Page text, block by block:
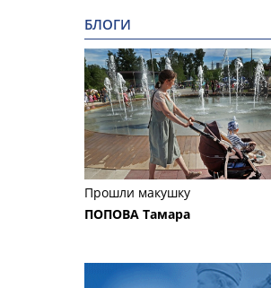
БЛОГИ
Прошли макушку
ПОПОВА Тамара